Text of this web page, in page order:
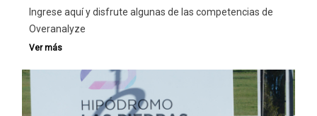
Ingrese aquí y disfrute algunas de las competencias de
Overanalyze